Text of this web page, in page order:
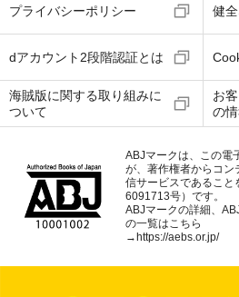
プライバシーポリシー 健
dアカウント2段階認証とは
海賊版に関する取り組みに
ついて
お
の
ABJマークは、この電
が、著作権者からコ
信サービスであること
6091713号）です。
ABJマークの詳細、
の一覧はこちら
→ https://aebs.or.jp/